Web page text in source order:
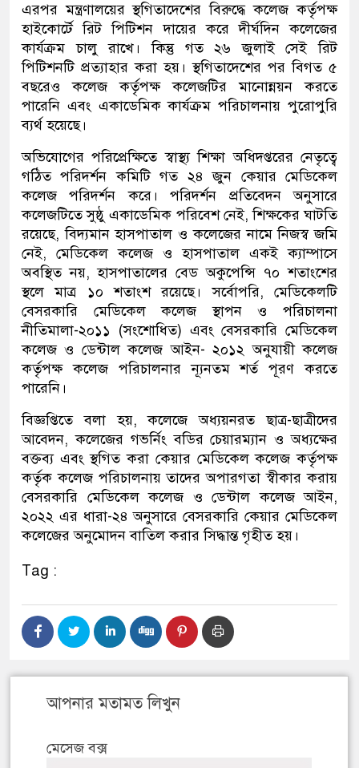
এরপর মন্ত্রণালয়ের স্থগিতাদেশের বিরুদ্ধে কলেজ কর্তৃপক্ষ
হাইকোর্টে রিট পিটিশন দায়ের করে দীর্ঘদিন কলেজের
কার্যক্রম চালু রাখে। কিন্তু গত ২৬ জুলাই সেই রিট
পিটিশনটি প্রত্যাহার করা হয়। স্থগিতাদেশের পর বিগত ৫
বছরেও কলেজ কর্তৃপক্ষ কলেজটির মানোন্নয়ন করতে
পারেনি এবং একাডেমিক কার্যক্রম পরিচালনায় পুরোপুরি
ব্যর্থ হয়েছে।
অভিযোগের পরিপ্রেক্ষিতে স্বাস্থ্য শিক্ষা অধিদপ্তরের নেতৃত্বে
গঠিত পরিদর্শন কমিটি গত ২৪ জুন কেয়ার মেডিকেল
কলেজ পরিদর্শন করে। পরিদর্শন প্রতিবেদন অনুসারে
কলেজটিতে সুষ্ঠু একাডেমিক পরিবেশ নেই, শিক্ষকের ঘাটতি
রয়েছে, বিদ্যমান হাসপাতাল ও কলেজের নামে নিজস্ব জমি
নেই, মেডিকেল কলেজ ও হাসপাতাল একই ক্যাম্পাসে
অবস্থিত নয়, হাসপাতালের বেড অকুপেন্সি ৭০ শতাংশের
স্থলে মাত্র ১০ শতাংশ রয়েছে। সর্বোপরি, মেডিকেলটি
বেসরকারি মেডিকেল কলেজ স্থাপন ও পরিচালনা
নীতিমালা-২০১১ (সংশোধিত) এবং বেসরকারি মেডিকেল
কলেজ ও ডেন্টাল কলেজ আইন- ২০১২ অনুযায়ী কলেজ
কর্তৃপক্ষ কলেজ পরিচালনার ন্যূনতম শর্ত পূরণ করতে
পারেনি।
বিজ্ঞপ্তিতে বলা হয়, কলেজে অধ্যয়নরত ছাত্র-ছাত্রীদের
আবেদন, কলেজের গভর্নিং বডির চেয়ারম্যান ও অধ্যক্ষের
বক্তব্য এবং স্থগিত করা কেয়ার মেডিকেল কলেজ কর্তৃপক্ষ
কর্তৃক কলেজ পরিচালনায় তাদের অপারগতা স্বীকার করায়
বেসরকারি মেডিকেল কলেজ ও ডেন্টাল কলেজ আইন,
২০২২ এর ধারা-২৪ অনুসারে বেসরকারি কেয়ার মেডিকেল
কলেজের অনুমোদন বাতিল করার সিদ্ধান্ত গৃহীত হয়।
Tag :
আপনার মতামত লিখুন
মেসেজ বক্স